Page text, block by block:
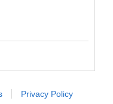
Privacy Policy